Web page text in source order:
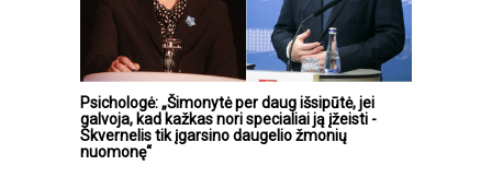
Psichologė: „Šimonytė per daug išsipūtė, jei
galvoja, kad kažkas nori specialiai ją įžeisti -
Skvernelis tik įgarsino daugelio žmonių
nuomonę“